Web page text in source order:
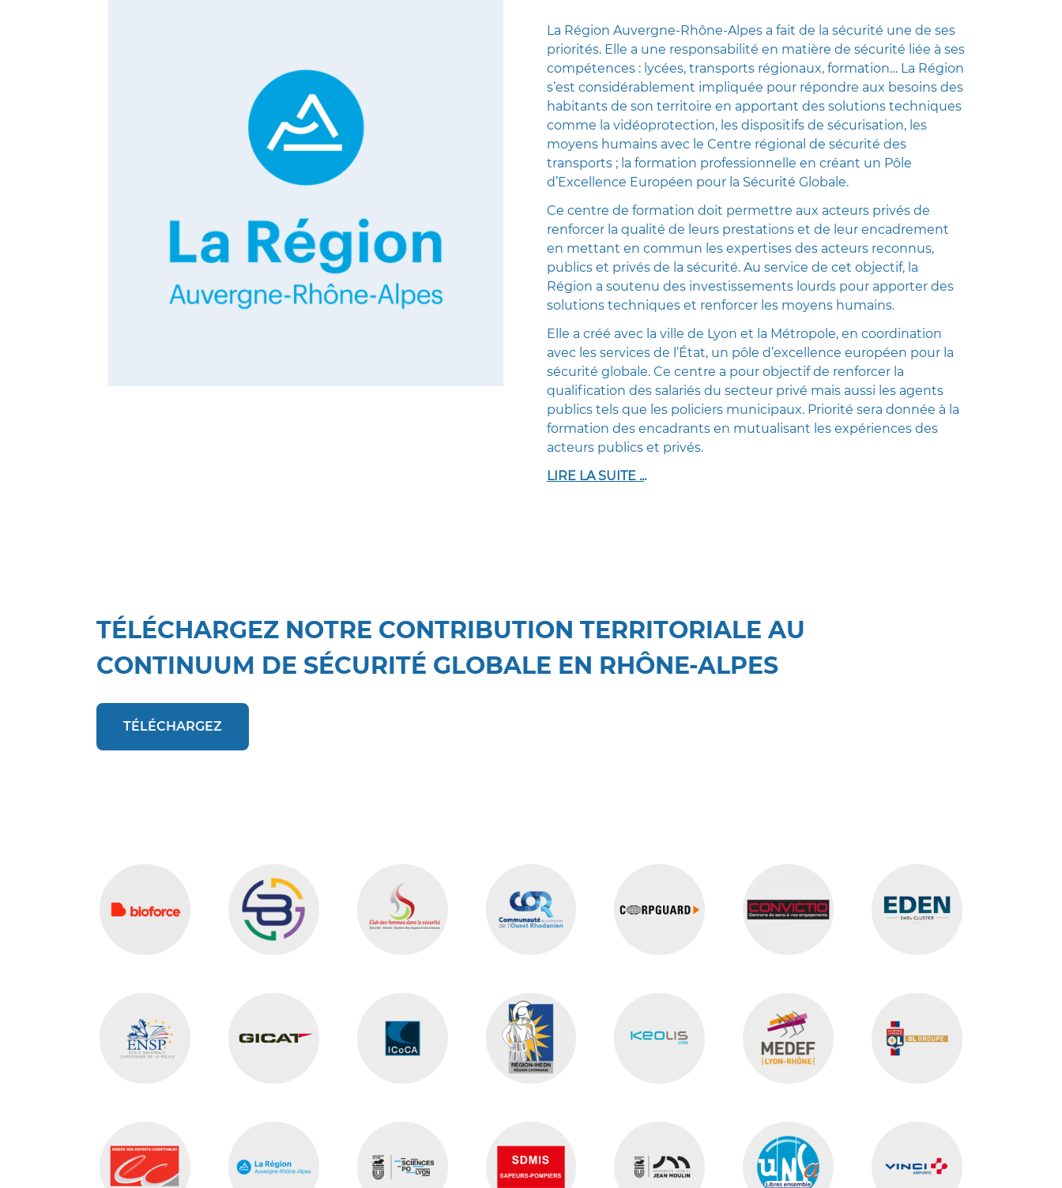
La Région Auvergne-Rhône-Alpes a fait de la sécurité une de ses
priorités. Elle a une responsabilité en matière de sécurité liée à ses
compétences : lycées, transports régionaux, formation… La Région
s’est considérablement impliquée pour répondre aux besoins des
habitants de son territoire en apportant des solutions techniques
comme la vidéoprotection, les dispositifs de sécurisation, les
moyens humains avec le Centre régional de sécurité des
transports ; la formation professionnelle en créant un Pôle
d’Excellence Européen pour la Sécurité Globale.
Ce centre de formation doit permettre aux acteurs privés de
renforcer la qualité de leurs prestations et de leur encadrement
en mettant en commun les expertises des acteurs reconnus,
publics et privés de la sécurité. Au service de cet objectif, la
Région a soutenu des investissements lourds pour apporter des
solutions techniques et renforcer les moyens humains.
Elle a créé avec la ville de Lyon et la Métropole, en coordination
avec les services de l’État, un pôle d’excellence européen pour la
sécurité globale. Ce centre a pour objectif de renforcer la
qualification des salariés du secteur privé mais aussi les agents
publics tels que les policiers municipaux. Priorité sera donnée à la
formation des encadrants en mutualisant les expériences des
acteurs publics et privés.
LIRE LA SUITE ...
TÉLÉCHARGEZ NOTRE CONTRIBUTION TERRITORIALE AU
CONTINUUM DE SÉCURITÉ GLOBALE EN RHÔNE-ALPES
TÉLÉCHARGEZ